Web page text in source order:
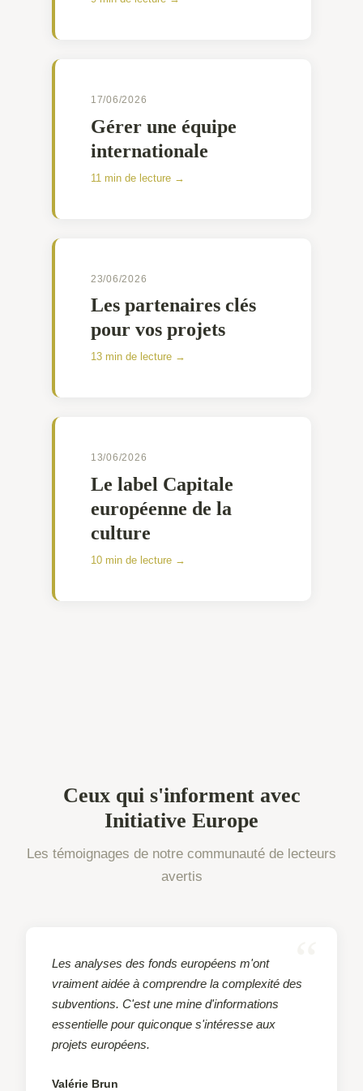
17/06/2026
Gérer une équipe
internationale
11 min de lecture →
23/06/2026
Les partenaires clés
pour vos projets
13 min de lecture →
13/06/2026
Le label Capitale
européenne de la
culture
10 min de lecture →
Ceux qui s'informent avec
Initiative Europe
Les témoignages de notre communauté de lecteurs
avertis
Les analyses des fonds européens m'ont
vraiment aidée à comprendre la complexité des
subventions. C'est une mine d'informations
essentielle pour quiconque s'intéresse aux
projets européens.
Valérie Brun